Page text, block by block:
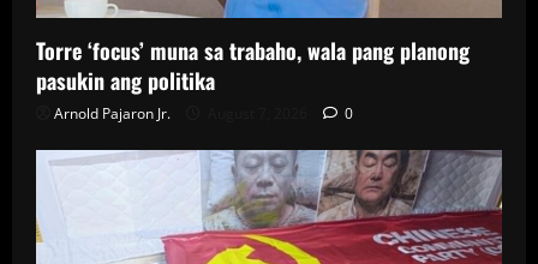
Torre ‘focus’ muna sa trabaho, wala pang planong
pasukin ang politika
Arnold Pajaron Jr. 0